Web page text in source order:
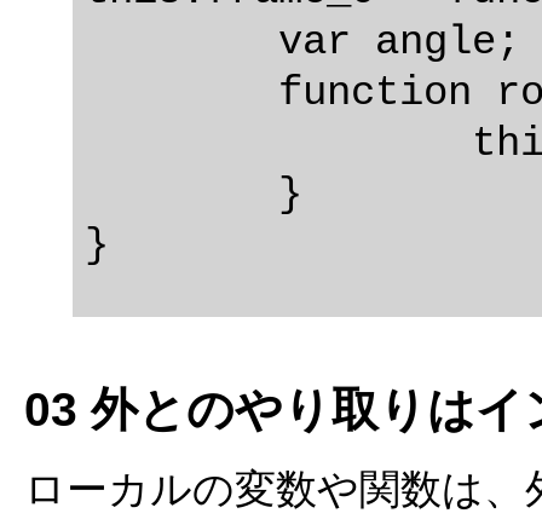
03 外とのやり取りは
ローカルの変数や関数は